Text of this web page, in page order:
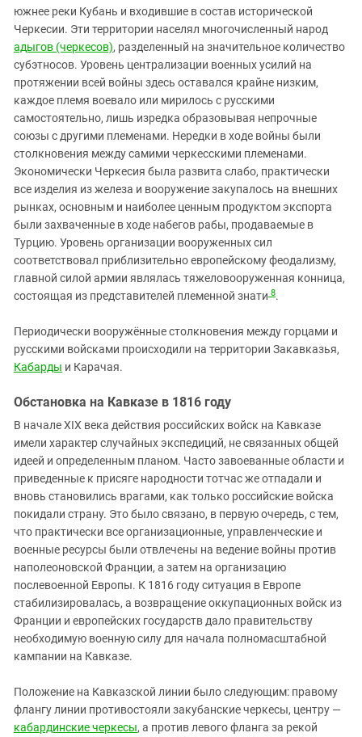
южнее реки Кубань и входившие в состав исторической
Черкесии. Эти территории населял многочисленный народ
адыгов (черкесов), разделенный на значительное количество
субэтносов. Уровень централизации военных усилий на
протяжении всей войны здесь оставался крайне низким,
каждое племя воевало или мирилось с русскими
самостоятельно, лишь изредка образовывая непрочные
союзы с другими племенами. Нередки в ходе войны были
столкновения между самими черкесскими племенами.
Экономически Черкесия была развита слабо, практически
все изделия из железа и вооружение закупалось на внешних
рынках, основным и наиболее ценным продуктом экспорта
были захваченные в ходе набегов рабы, продаваемые в
Турцию. Уровень организации вооруженных сил
соответствовал приблизительно европейскому феодализму,
главной силой армии являлась тяжеловооруженная конница,
состоящая из представителей племенной знати 8.
Периодически вооружённые столкновения между горцами и
русскими войсками происходили на территории Закавказья,
Кабарды и Карачая.
Обстановка на Кавказе в 1816 году
В начале XIX века действия российских войск на Кавказе
имели характер случайных экспедиций, не связанных общей
идеей и определенным планом. Часто завоеванные области и
приведенные к присяге народности тотчас же отпадали и
вновь становились врагами, как только российские войска
покидали страну. Это было связано, в первую очередь, с тем,
что практически все организационные, управленческие и
военные ресурсы были отвлечены на ведение войны против
наполеоновской Франции, а затем на организацию
послевоенной Европы. К 1816 году ситуация в Европе
стабилизировалась, а возвращение оккупационных войск из
Франции и европейских государств дало правительству
необходимую военную силу для начала полномасштабной
кампании на Кавказе.
Положение на Кавказской линии было следующим: правому
флангу линии противостояли закубанские черкесы, центру —
кабардинские черкесы, а против левого фланга за рекой